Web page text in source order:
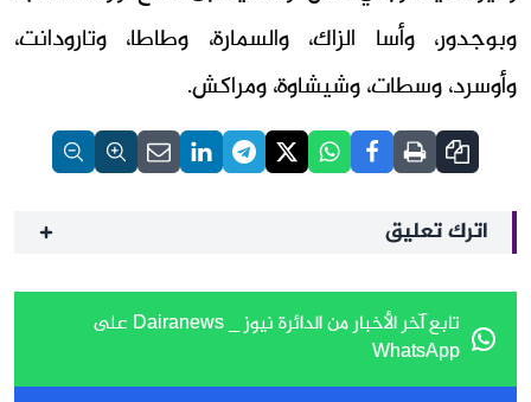
وبوجدور، وأسا الزاك، والسمارة، وطاطا، وتارودانت،
وأوسرد، وسطات، وشيشاوة، ومراكش.
اترك تعليق
تابع آخر الأخبار من الدائرة نيوز _ Dairanews على
WhatsApp